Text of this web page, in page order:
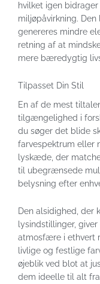
hvilket igen
miljøpåvirkning.
genereres mindre
retning af at
mere bæredygtig
Tilpasset Din Stil
En af de mest
tilgængelighed i
du søger det blide
farvespektrum eller
lyskæde, der
til ubegrænsede
belysning efter
Den alsidighed, der
lysindstillinger,
atmosfære i ethvert
livlige og festlige
øjeblik ved blot at
dem ideelle til alt